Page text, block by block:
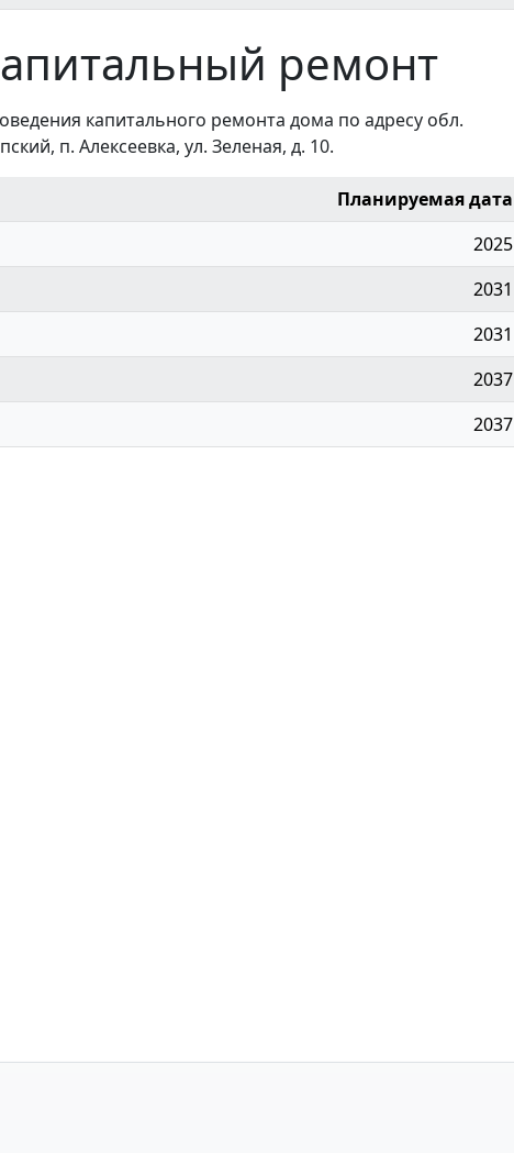
ремонт
капитального ремонта дома по адресу обл.
п. Алексеевка, ул. Зеленая, д. 10.
Планируемая дата
2025
2031
2031
2037
2037